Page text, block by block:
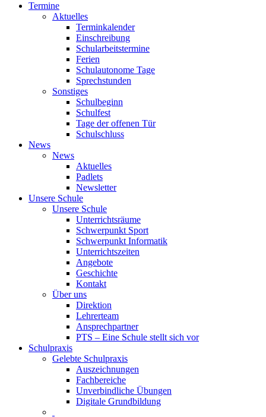
Termine
Aktuelles
Terminkalender
Einschreibung
Schularbeitstermine
Ferien
Schulautonome Tage
Sprechstunden
Sonstiges
Schulbeginn
Schulfest
Tage der offenen Tür
Schulschluss
News
News
Aktuelles
Padlets
Newsletter
Unsere Schule
Unsere Schule
Unterrichtsräume
Schwerpunkt Sport
Schwerpunkt Informatik
Unterrichtszeiten
Angebote
Geschichte
Kontakt
Über uns
Direktion
Lehrerteam
Ansprechpartner
PTS – Eine Schule stellt sich vor
Schulpraxis
Gelebte Schulpraxis
Auszeichnungen
Fachbereiche
Unverbindliche Übungen
Digitale Grundbildung